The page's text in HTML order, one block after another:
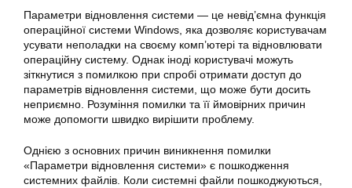
Параметри відновлення системи — це невід’ємна функція
операційної системи Windows, яка дозволяє користувачам
усувати неполадки на своєму комп’ютері та відновлювати
операційну систему. Однак іноді користувачі можуть
зіткнутися з помилкою при спробі отримати доступ до
параметрів відновлення системи, що може бути досить
неприємно. Розуміння помилки та її ймовірних причин
може допомогти швидко вирішити проблему.
Однією з основних причин виникнення помилки
«Параметри відновлення системи» є пошкодження
системних файлів. Коли системні файли пошкоджуються,